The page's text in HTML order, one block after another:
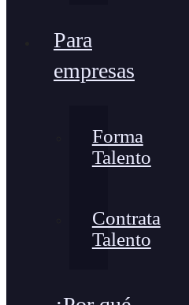
Para
empresas
Forma
Talento
Contrata
Talento